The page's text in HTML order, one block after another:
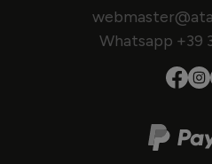
Whatsapp +39